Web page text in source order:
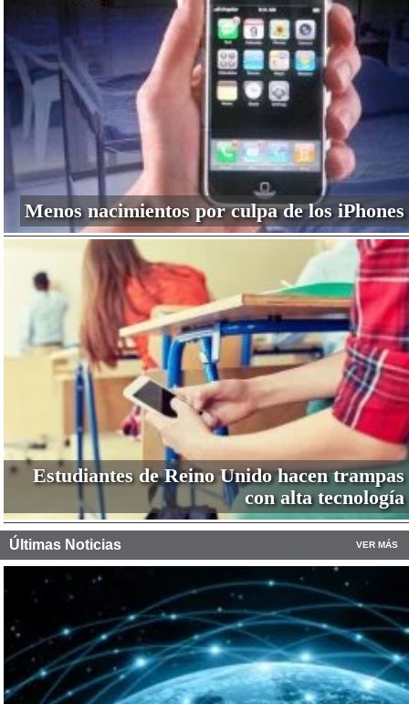
Menos nacimientos por culpa de los iPhones
Estudiantes de Reino Unido hacen trampas
con alta tecnología
Últimas Noticias VER MÁS